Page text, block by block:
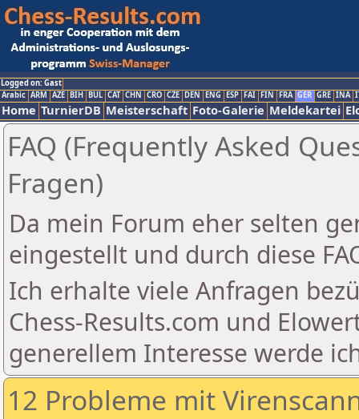
Logged on: Gast
Arabic ARM AZE BIH BUL CAT CHN CRO CZE DEN ENG ESP FAI FIN FRA GER GRE INA
Home TurnierDB Meisterschaft Foto-Galerie Meldekartei
FAQ (Frequently Asked
Fragen)
Da mein Forum eher selten
eingestellt und durch diese
Ich erhalte viele Anfragen
Chess-Results.com und
generellem Interesse werde
12 Probleme mit